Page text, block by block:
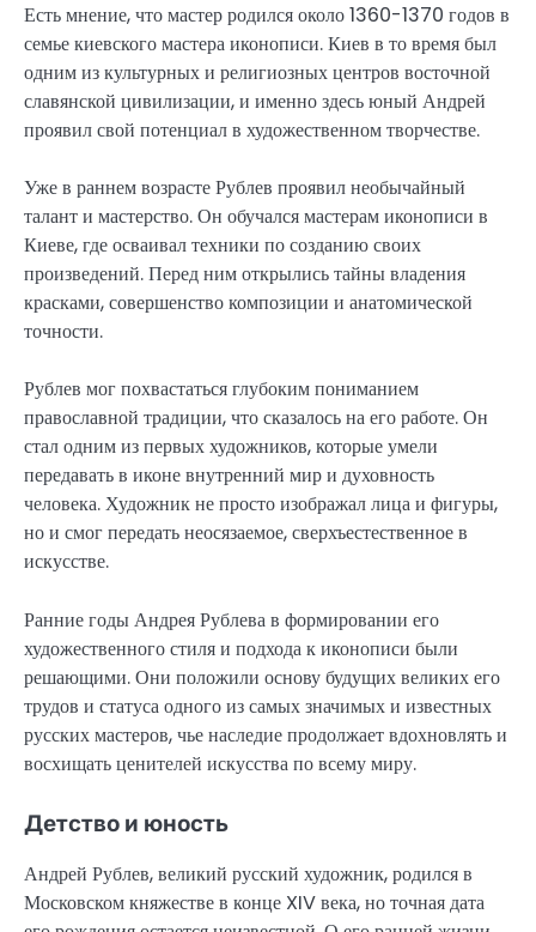
Есть мнение, что мастер родился около 1360-1370 годов в
семье киевского мастера иконописи. Киев в то время был
одним из культурных и религиозных центров восточной
славянской цивилизации, и именно здесь юный Андрей
проявил свой потенциал в художественном творчестве.
Уже в раннем возрасте Рублев проявил необычайный
талант и мастерство. Он обучался мастерам иконописи в
Киеве, где осваивал техники по созданию своих
произведений. Перед ним открылись тайны владения
красками, совершенство композиции и анатомической
точности.
Рублев мог похвастаться глубоким пониманием
православной традиции, что сказалось на его работе. Он
стал одним из первых художников, которые умели
передавать в иконе внутренний мир и духовность
человека. Художник не просто изображал лица и фигуры,
но и смог передать неосязаемое, сверхъестественное в
искусстве.
Ранние годы Андрея Рублева в формировании его
художественного стиля и подхода к иконописи были
решающими. Они положили основу будущих великих его
трудов и статуса одного из самых значимых и известных
русских мастеров, чье наследие продолжает вдохновлять и
восхищать ценителей искусства по всему миру.
Детство и юность
Андрей Рублев, великий русский художник, родился в
Московском княжестве в конце XIV века, но точная дата